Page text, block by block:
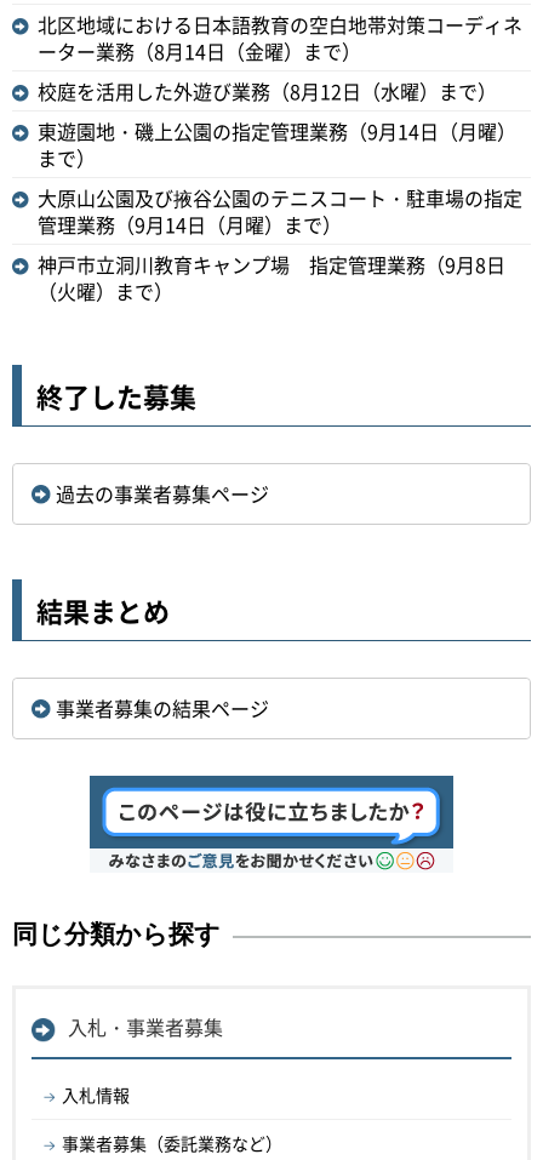
北区地域における日本語教育の空白地帯対策コーディネ
ーター業務（8月14日（金曜）まで）
校庭を活用した外遊び業務（8月12日（水曜）まで）
東遊園地・磯上公園の指定管理業務（9月14日（月曜）
まで）
大原山公園及び掖谷公園のテニスコート・駐車場の指定
管理業務（9月14日（月曜）まで）
神戸市立洞川教育キャンプ場 指定管理業務（9月8日
（火曜）まで）
終了した募集
過去の事業者募集ページ
結果まとめ
事業者募集の結果ページ
同じ分類から探す
入札・事業者募集
入札情報
事業者募集（委託業務など）